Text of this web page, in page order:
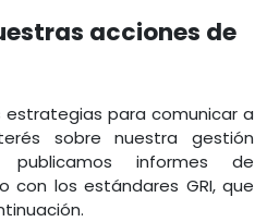
acciones de
para comunicar a
sobre nuestra gestión
informes de
con los estándares GRI, que